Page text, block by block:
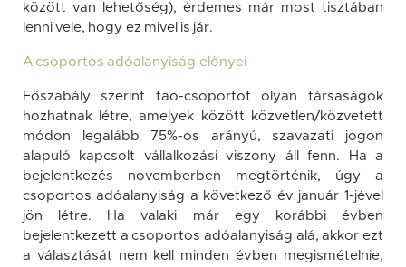
között van lehetőség), érdemes már most tisztában
lenni vele, hogy ez mivel is jár.
A csoportos adóalanyiság előnyei
Főszabály szerint tao-csoportot olyan társaságok
hozhatnak létre, amelyek között közvetlen/közvetett
módon legalább 75%-os arányú, szavazati jogon
alapuló kapcsolt vállalkozási viszony áll fenn. Ha a
bejelentkezés novemberben megtörténik, úgy a
csoportos adóalanyiság a következő év január 1-jével
jön létre. Ha valaki már egy korábbi évben
bejelentkezett a csoportos adóalanyiság alá, akkor ezt
a választását nem kell minden évben megismételnie,